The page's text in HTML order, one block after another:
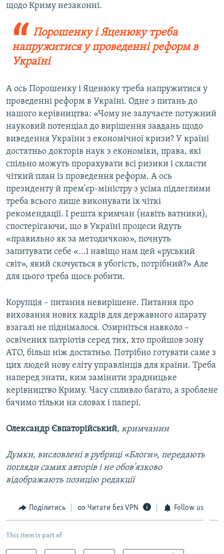
щодо Криму незаконні.
Порошенку і Яценюку треба
напружитися у проведенні реформ в
Україні
А ось Порошенку і Яценюку треба напружитися у
проведенні реформ в Україні. Одне з питань до
нашого керівництва: «Чому не залучаєте потужний
науковий потенціал до вирішення завдань щодо
виведення України з економічної кризи? У країні
достатньо докторів наук з економіки, права, які
спільно можуть прорахувати всі ризики і скласти
чіткий план із проведення реформ. А ось
президенту й прем'єр-міністру з усіма підлеглими
треба всього лише виконувати їх чіткі
рекомендації. І решта кримчан (навіть ватники),
спостерігаючи, що в Україні процеси йдуть
«правильно як за методичкою», почнуть
запитувати себе «...і навіщо нам цей «руський
світ», який скочується в убогість, потрібний?» Але
для цього треба щось робити.
Корупція – питання невирішене. Питання про
виховання нових кадрів для державного апарату
взагалі не піднімалося. Озирніться навколо –
освічених патріотів серед тих, хто пройшов зону
АТО, більш ніж достатньо. Потрібно готувати саме з
цих людей нову еліту управлінців для країни. Треба
наперед знати, ким замінити зрадницьке
керівництво Криму. Часу спливло багато, а зроблене
бачимо тільки на словах і папері.
Олександр Євпаторійський, кримчанин
Думки, висловлені в рубриці «Блоги», передають
погляди самих авторів і не обов'язково
відображають позицію редакції
Поділитись Читати без VPN Follow us
This item is part of